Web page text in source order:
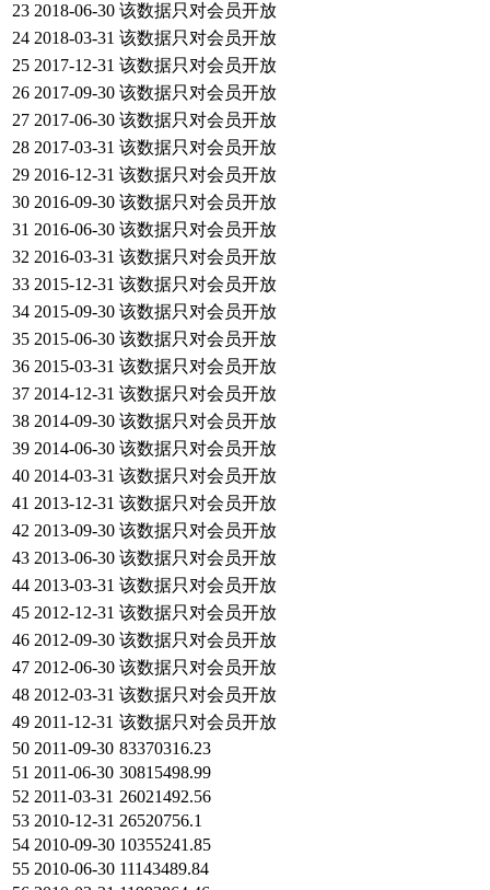
23 2018-06-30 该数据只对会员开放
24 2018-03-31 该数据只对会员开放
25 2017-12-31 该数据只对会员开放
26 2017-09-30 该数据只对会员开放
27 2017-06-30 该数据只对会员开放
28 2017-03-31 该数据只对会员开放
29 2016-12-31 该数据只对会员开放
30 2016-09-30 该数据只对会员开放
31 2016-06-30 该数据只对会员开放
32 2016-03-31 该数据只对会员开放
33 2015-12-31 该数据只对会员开放
34 2015-09-30 该数据只对会员开放
35 2015-06-30 该数据只对会员开放
36 2015-03-31 该数据只对会员开放
37 2014-12-31 该数据只对会员开放
38 2014-09-30 该数据只对会员开放
39 2014-06-30 该数据只对会员开放
40 2014-03-31 该数据只对会员开放
41 2013-12-31 该数据只对会员开放
42 2013-09-30 该数据只对会员开放
43 2013-06-30 该数据只对会员开放
44 2013-03-31 该数据只对会员开放
45 2012-12-31 该数据只对会员开放
46 2012-09-30 该数据只对会员开放
47 2012-06-30 该数据只对会员开放
48 2012-03-31 该数据只对会员开放
49 2011-12-31 该数据只对会员开放
50 2011-09-30 83370316.23
51 2011-06-30 30815498.99
52 2011-03-31 26021492.56
53 2010-12-31 26520756.1
54 2010-09-30 10355241.85
55 2010-06-30 11143489.84